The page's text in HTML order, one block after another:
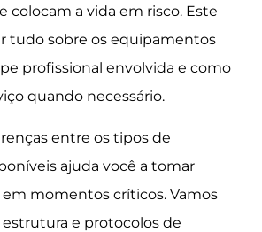
colocam a vida em risco. Este
tudo sobre os equipamentos
profissional envolvida e como
quando necessário.
entre os tipos de
ajuda você a tomar
em momentos críticos. Vamos
e protocolos de